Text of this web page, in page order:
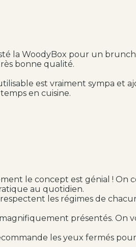
la WoodyBox pour un
bonne qualité.
est vraiment sympa et
en cuisine.
le concept est génial ! On
au quotidien.
respectent les régimes de
présentés. On
les yeux fermés